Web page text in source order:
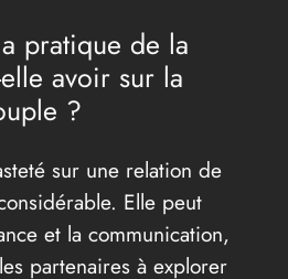
pratique de la
avoir sur la
?
sur une relation de
Elle peut
et la communication,
partenaires à explorer